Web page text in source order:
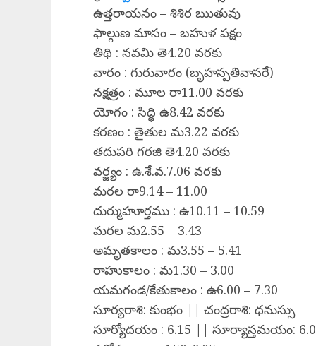
ఉత్తరాయనం – శిశిర ఋతువు
ఫాల్గుణ మాసం – బహుళ పక్షం
తిథి : నవమి తె4.20 వరకు
వారం : గురువారం (బృహస్పతివాసరే)
నక్షత్రం : మూల రా11.00 వరకు
యోగం : సిద్ధి ఉ8.42 వరకు
కరణం : తైతుల మ3.22 వరకు
తదుపరి గరజి తె4.20 వరకు
వర్జ్యం : ఉ.శే.వ.7.06 వరకు
మరల రా9.14 – 11.00
దుర్ముహూర్తము : ఉ10.11 – 10.59
మరల మ2.55 – 3.43
అమృతకాలం : మ3.55 – 5.41
రాహుకాలం : మ1.30 – 3.00
యమగండ/కేతుకాలం : ఉ6.00 – 7.30
సూర్యరాశి: కుంభం || చంద్రరాశి: ధనుస్సు
సూర్యోదయం : 6.15 || సూర్యాస్తమయం: